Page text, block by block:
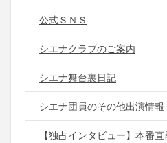
公式ＳＮＳ
シエナクラブのご案内
シエナ舞台裏日記
シエナ団員のその他出演情報
【独占インタビュー】本番